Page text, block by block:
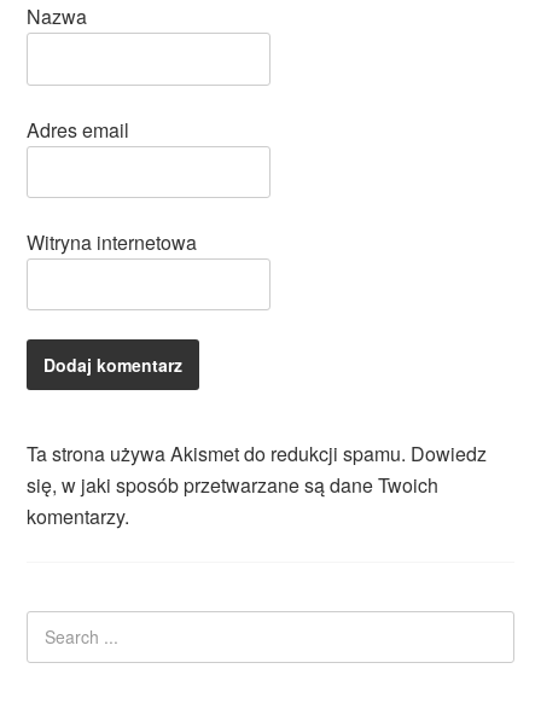
Nazwa
Adres email
Witryna internetowa
Ta strona używa Akismet do redukcji spamu. Dowiedz
się, w jaki sposób przetwarzane są dane Twoich
komentarzy.